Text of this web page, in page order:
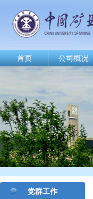
首页 公司概况
党群工作